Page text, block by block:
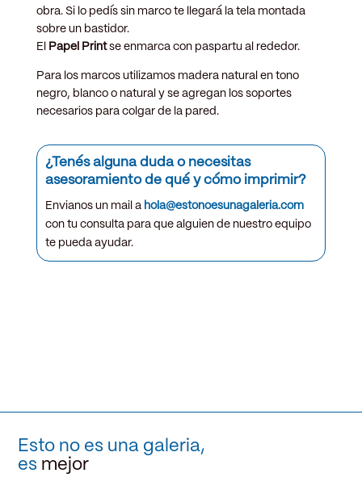
obra. Si lo pedís sin marco te llegará la tela montada
sobre un bastidor.
El
Papel Printse enmarca con paspartu al rededor.
Para los marcos utilizamos madera natural en tono
negro, blanco o natural y se agregan los soportes
necesarios para colgar de la pared.
¿Tenés alguna duda o necesitas
asesoramiento de qué y cómo imprimir?
Envianos un mail a hola@estonoesunagaleria.com
con tu consulta para que alguien de nuestro equipo
te pueda ayudar.
Esto no es una galeria,
es mejor